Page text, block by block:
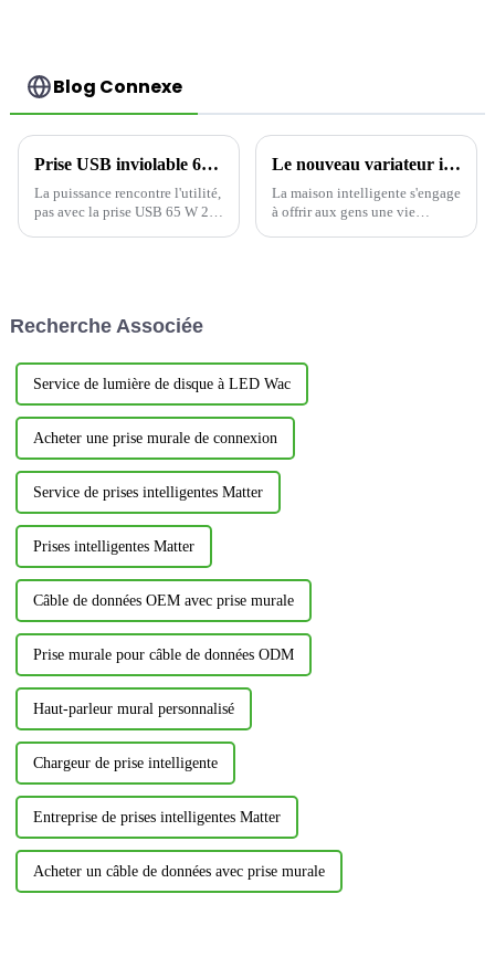
Blog Connexe
Prise USB inviolable 65 W 20 A : la puissance rencontre l'utilité
La puissance rencontre l'utilité,
pas avec la prise USB 65 W 20
commodité en ...
Le nouveau variateur intelligent YSDM101 : une révolution dans le contrôle de l'éclairage domestique intelligent
La maison intelligente s'engage
à offrir aux gens une vie
Recherche Associée
Service de lumière de disque à LED Wac
Acheter une prise murale de connexion
Service de prises intelligentes Matter
Prises intelligentes Matter
Câble de données OEM avec prise murale
Prise murale pour câble de données ODM
Haut-parleur mural personnalisé
Chargeur de prise intelligente
Entreprise de prises intelligentes Matter
Acheter un câble de données avec prise murale